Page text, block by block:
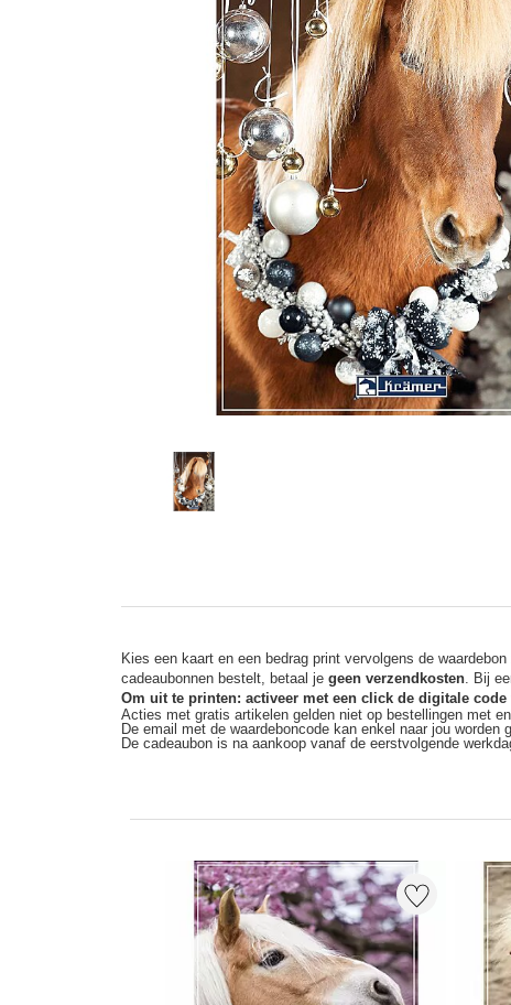
Kies een kaart en een bedrag print vervolgens de
cadeaubonnen bestelt, betaal je geen verzendkosten. Bij
Om uit te printen: activeer met een click de digitale
Acties met gratis artikelen gelden niet op bestellingen met
De email met de waardeboncode kan enkel naar jou worden
De cadeaubon is na aankoop vanaf de eerstvolgende